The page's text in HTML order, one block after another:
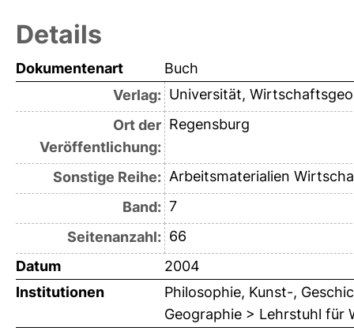
Details
Dokumentenart
Buch
Verlag: Universität,
Ort der
Veröffentlichung:
Regensburg
Sonstige Reihe: Arbeitsmaterialien
Band: 7
Seitenanzahl: 66
Datum
2004
Institutionen
Philosophie, Kunst-,
Geographie > Lehrstuhl für